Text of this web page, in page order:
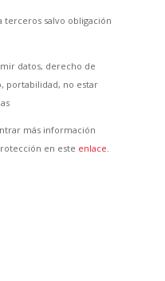
terceros salvo obligación
datos, derecho de
portabilidad, no estar
más información
en este enlace